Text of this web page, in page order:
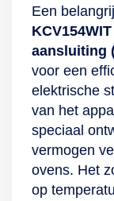
Een
KCV154WIT
aansluiting
voor een
elektrische
van het
speciaal
vermogen
ovens. Het
op